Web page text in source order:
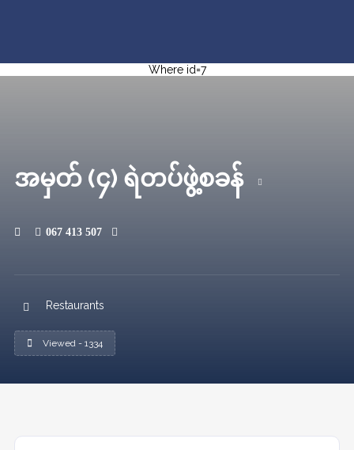
Where id=7
အမှတ် (၄) ရဲတပ်ဖွဲ့စခန်
067 413 507
Restaurants
Viewed - 1334